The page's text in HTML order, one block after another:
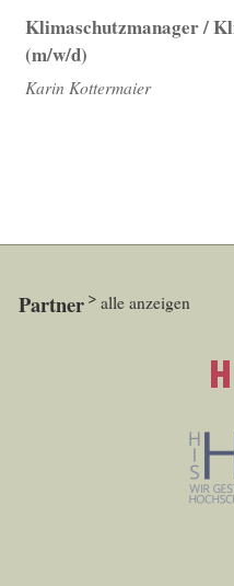
Klimaschutzmanager /
(m/w/d)
Karin Kottermaier
Partner alle anzeigen